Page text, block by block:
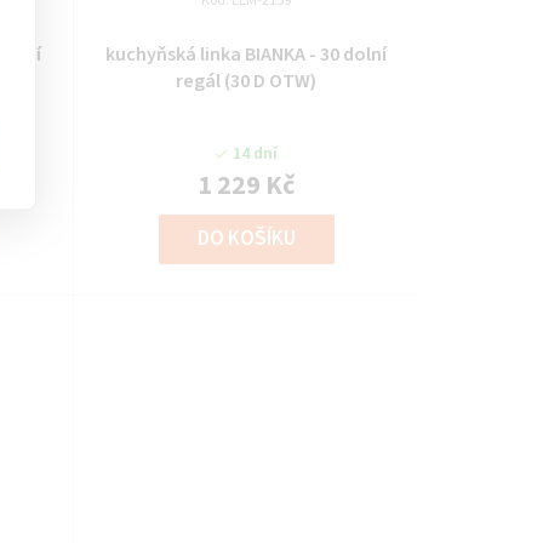
kuchyňská linka BIANKA - 30 dolní
regál (30 D OTW)
14 dní
1 229 Kč
DO KOŠÍKU